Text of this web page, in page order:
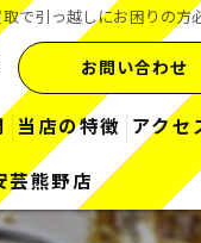
取で引っ越しにお困りの方
お問い合わせ
当店の特徴
金
アクセ
芸熊野店